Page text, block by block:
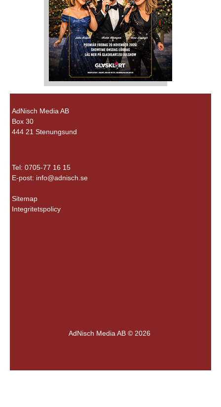
AdNisch Media AB
Box 30
444 21 Stenungsund
Tel: 0705-77 16 15
E-post: info@adnisch.se
Sitemap
Integritetspolicy
AdNisch Media AB © 2026